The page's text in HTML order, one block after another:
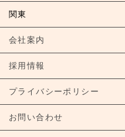
関東
会社案内
採用情報
プライバシーポリシー
お問い合わせ